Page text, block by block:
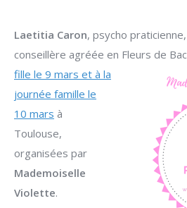
Laetitia Caron, psycho
conseillère agréée en Fleurs de
fille le 9 mars et à la
journée famille le
10 mars à
Toulouse,
organisées par
Mademoiselle
Violette.